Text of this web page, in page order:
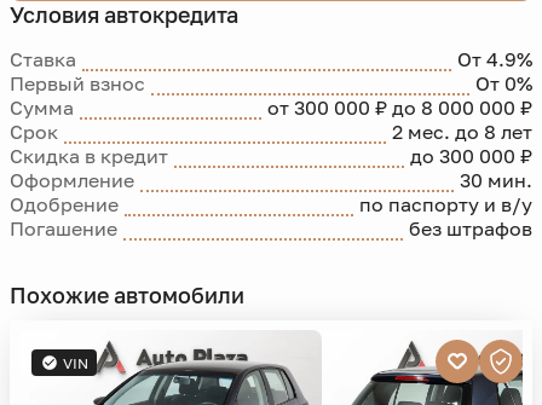
Условия автокредита
Ставка
От 4.9%
Первый взнос
От 0%
Сумма
от 300 000 ₽ до 8 000 000 ₽
Срок
2 мес. до 8 лет
Скидка в кредит
до 300 000 ₽
Оформление
30 мин.
Одобрение
по паспорту и в/у
Погашение
без штрафов
Похожие автомобили
VIN